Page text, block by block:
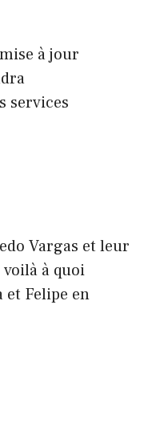
à jour
services
Vargas et leur
à quoi
et Felipe en